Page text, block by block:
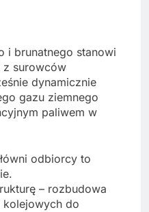
i brunatnego stanowi
surowców
dynamicznie
gazu ziemnego
paliwem w
odbiorcy to
– rozbudowa
kolejowych do